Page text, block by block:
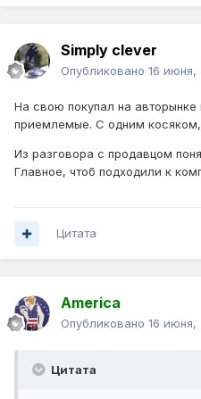
Simply clever
Опубликовано 16 июня,
На свою покупал на
приемлемые. С одним
Из разговора с продавцом
Главное, чтоб подходили к
Цитата
America
Опубликовано 16 июня,
Цитата